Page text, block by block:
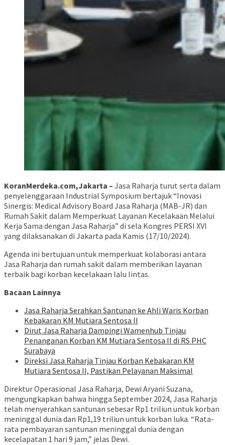
KoranMerdeka.com,Jakarta – Jasa Raharja turut serta dalam
penyelenggaraan Industrial Symposium bertajuk “Inovasi
Sinergis: Medical Advisory Board Jasa Raharja (MAB-JR) dan
Rumah Sakit dalam Memperkuat Layanan Kecelakaan Melalui
Kerja Sama dengan Jasa Raharja” di sela Kongres PERSI XVI
yang dilaksanakan di Jakarta pada Kamis (17/10/2024).
Agenda ini bertujuan untuk memperkuat kolaborasi antara
Jasa Raharja dan rumah sakit dalam memberikan layanan
terbaik bagi korban kecelakaan lalu lintas.
Bacaan Lainnya
Jasa Raharja Serahkan Santunan ke Ahli Waris Korban
Kebakaran KM Mutiara Sentosa II
Dirut Jasa Raharja Dampingi Wamenhub Tinjau
Penanganan Korban KM Mutiara Sentosa II di RS PHC
Surabaya
Direksi Jasa Raharja Tinjau Korban Kebakaran KM
Mutiara Sentosa II, Pastikan Pelayanan Maksimal
Direktur Operasional Jasa Raharja, Dewi Aryani Suzana,
mengungkapkan bahwa hingga September 2024, Jasa Raharja
telah menyerahkan santunan sebesar Rp1 triliun untuk korban
meninggal dunia dan Rp1,19 triliun untuk korban luka. “Rata-
rata pembayaran santunan meninggal dunia dengan
kecelapatan 1 hari 9 jam,” jelas Dewi.